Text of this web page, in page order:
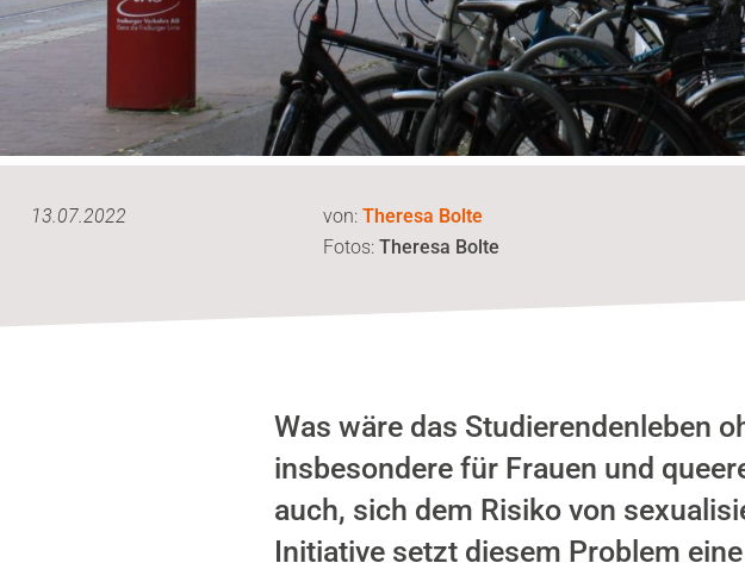
13.07.2022 von:Theresa Bolte
Fotos:Theresa Bolte
Was wäre das Studierendenleben
insbesondere für Frauen und
auch, sich dem Risiko von
Initiative setzt diesem Problem